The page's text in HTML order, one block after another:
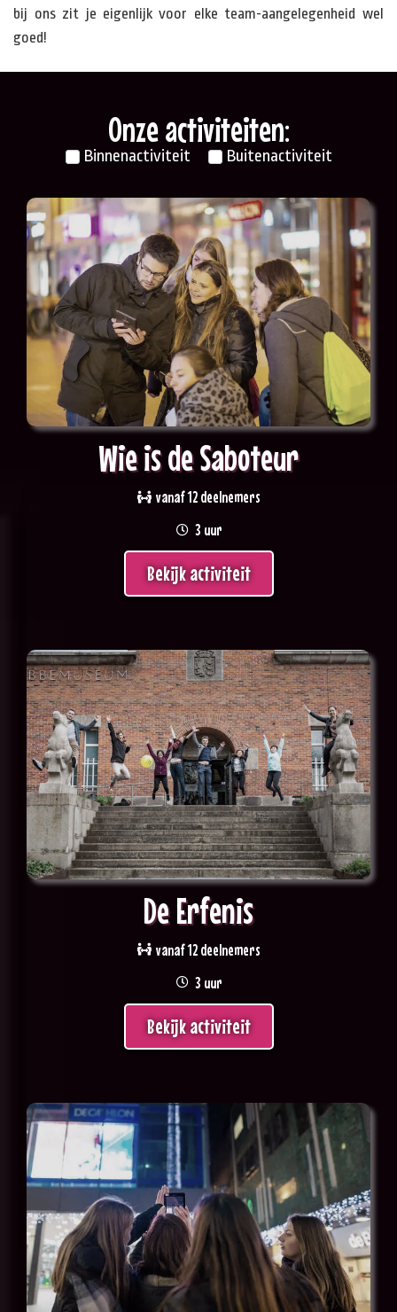
bij ons zit je eigenlijk voor elke team-aangelegenheid wel
goed!
Onze activiteiten:
Binnenactiviteit Buitenactiviteit
Wie is de Saboteur
vanaf 12 deelnemers
3 uur
Bekijk activiteit
De Erfenis
vanaf 12 deelnemers
3 uur
Bekijk activiteit